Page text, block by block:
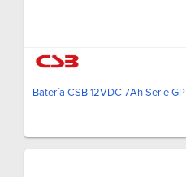
Batería CSB 12VDC 7Ah Serie GP